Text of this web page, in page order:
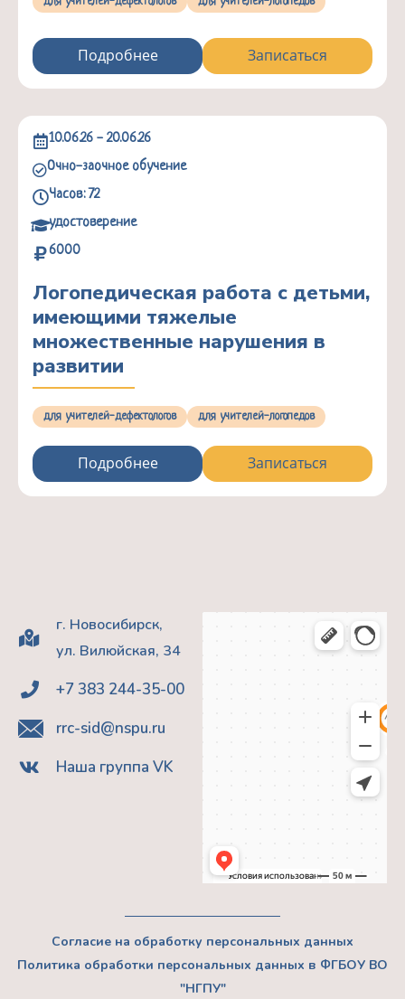
Подробнее Записаться
10.06.26 - 20.06.26
Очно-заочное обучение
Часов: 72
удостоверение
6000
Логопедическая работа с детьми,
имеющими тяжелые
множественные нарушения в
развитии
для учителей-дефектологов для учителей-логопедов
Подробнее Записаться
г. Новосибирск,
ул. Вилюйская, 34
+7 383 244-35-00
rrc-sid@nspu.ru
Наша группа VK
Согласие на обработку персональных данных
Политика обработки персональных данных в ФГБОУ ВО
"НГПУ"